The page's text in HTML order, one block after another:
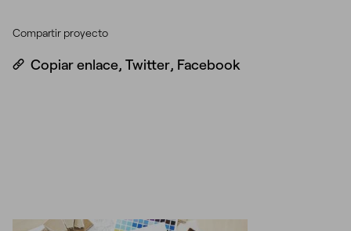
Compartir proyecto
Copiar enlace, Twitter, Facebook